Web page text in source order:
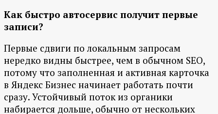
Как быстро автосервис получит первые
записи?
Первые сдвиги по локальным запросам
нередко видны быстрее, чем в обычном SEO,
потому что заполненная и активная карточка
в Яндекс Бизнес начинает работать почти
сразу. Устойчивый поток из органики
набирается дольше, обычно от нескольких